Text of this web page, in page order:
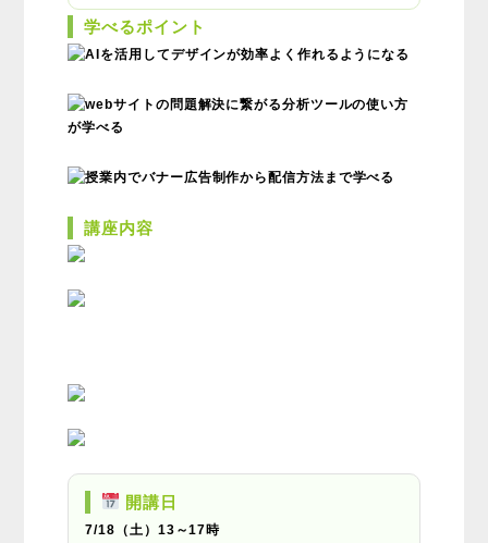
学べるポイント
講座内容
開講日
7/18（土）13～17時